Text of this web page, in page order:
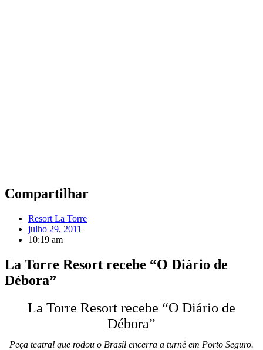
Compartilhar
Resort La Torre
julho 29, 2011
10:19 am
La Torre Resort recebe “O Diário de
Débora”
La Torre Resort recebe “O Diário de
Débora”
Peça teatral que rodou o Brasil encerra a turnê em Porto Seguro.